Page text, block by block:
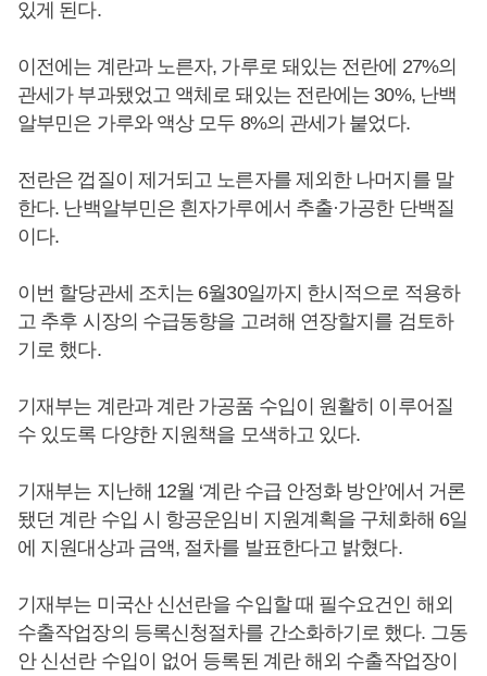
있게 된다.
이전에는 계란과 노른자, 가루로 돼있는 전란에 27%의
관세가 부과됐었고 액체로 돼있는 전란에는 30%, 난백
알부민은 가루와 액상 모두 8%의 관세가 붙었다.
전란은 껍질이 제거되고 노른자를 제외한 나머지를 말
한다. 난백알부민은 흰자가루에서 추출·가공한 단백질
이다.
이번 할당관세 조치는 6월30일까지 한시적으로 적용하
고 추후 시장의 수급동향을 고려해 연장할지를 검토하
기로 했다.
기재부는 계란과 계란 가공품 수입이 원활히 이루어질
수 있도록 다양한 지원책을 모색하고 있다.
기재부는 지난해 12월 ‘계란 수급 안정화 방안’에서 거론
됐던 계란 수입 시 항공운임비 지원계획을 구체화해 6일
에 지원대상과 금액, 절차를 발표한다고 밝혔다.
기재부는 미국산 신선란을 수입할 때 필수요건인 해외
수출작업장의 등록신청절차를 간소화하기로 했다. 그동
안 신선란 수입이 없어 등록된 계란 해외 수출작업장이